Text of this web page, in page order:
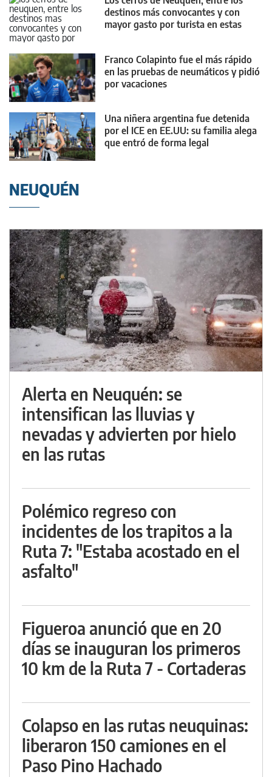
destinos más convocantes y con
mayor gasto por turista en estas
Franco Colapinto fue el más rápido
en las pruebas de neumáticos y pidió
por vacaciones
Una niñera argentina fue detenida
por el ICE en EE.UU: su familia alega
que entró de forma legal
NEUQUÉN
Alerta en Neuquén: se
intensifican las lluvias y
nevadas y advierten por hielo
en las rutas
Polémico regreso con
incidentes de los trapitos a la
Ruta 7: "Estaba acostado en el
asfalto"
Figueroa anunció que en 20
días se inauguran los primeros
10 km de la Ruta 7 - Cortaderas
Colapso en las rutas neuquinas:
liberaron 150 camiones en el
Paso Pino Hachado